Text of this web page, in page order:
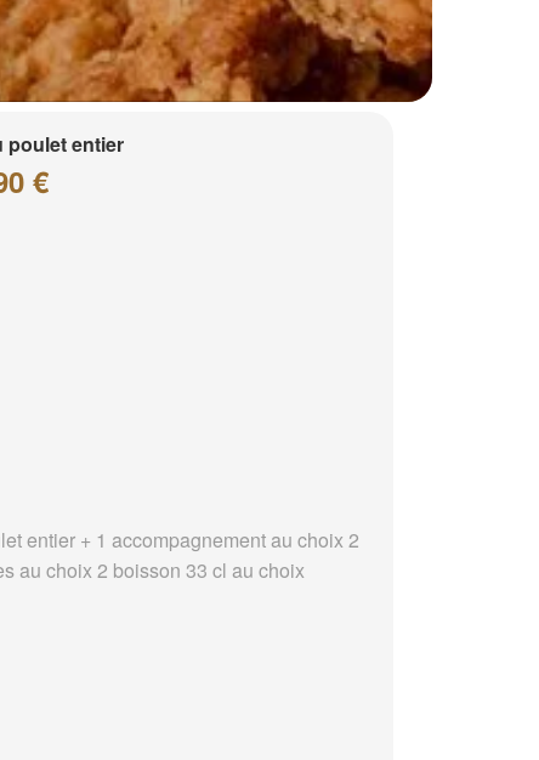
poulet entier
€
entier + 1 accompagnement au choix 2
au choix 2 boisson 33 cl au choix